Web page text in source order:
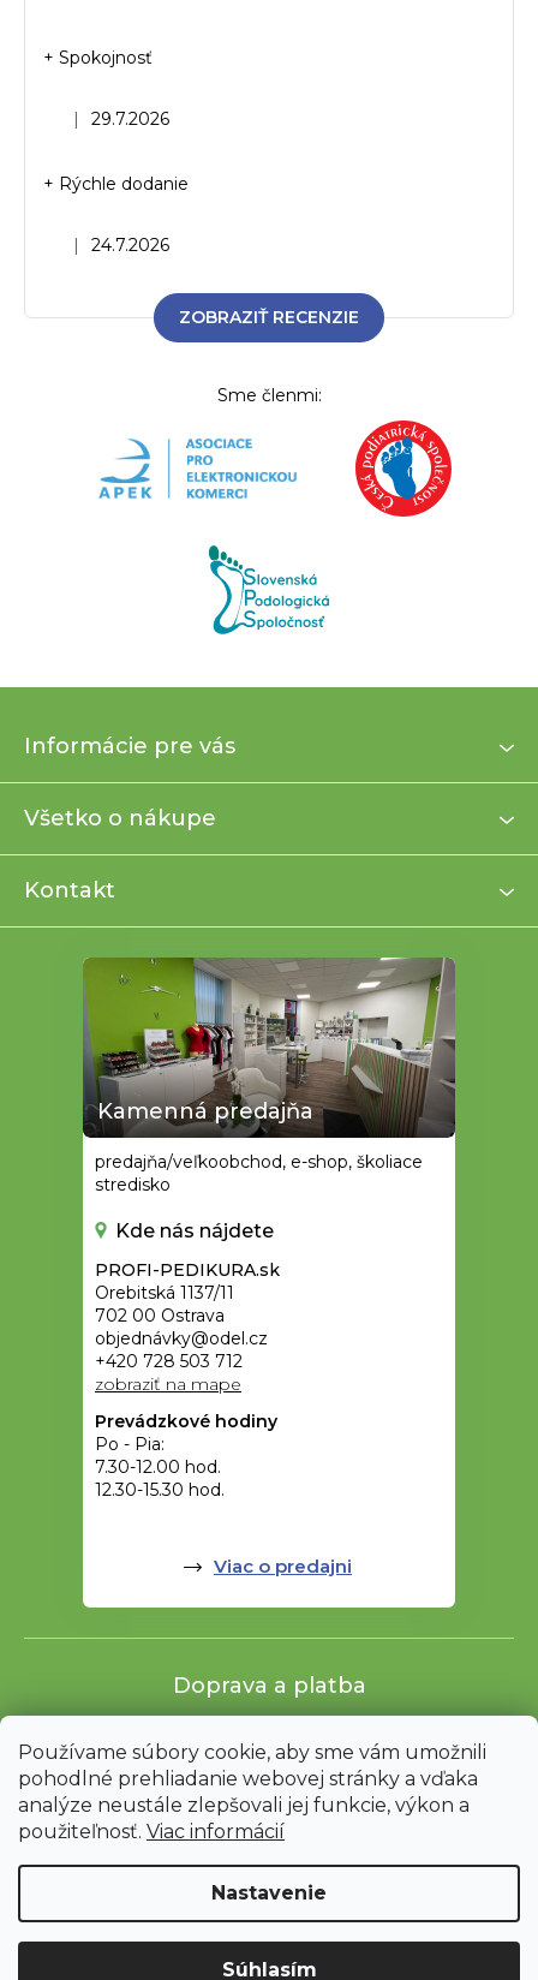
Používame súbory cookie, aby sme vám umožnili
pohodlné prehliadanie webovej stránky a vďaka
analýze neustále zlepšovali jej funkcie, výkon a
použiteľnosť. Viac informácií
Nastavenie
Súhlasím
Upozornenie: Z dôvodu sťahovania bude od 3. 8. do 12. 8. ZAVRETÉ
Hodnotenie obchodu je 5 z 5 hviezdičiek.
| 29.7.2026
+ Spokojnosť
Hodnotenie obchodu je 5 z 5 hviezdičiek.
| 24.7.2026
+ Rýchle dodanie
ZOBRAZIŤ RECENZIE
Sme členmi:
p
t
Informácie pre vás
Všetko o nákupe
Kontakt
Kamenná predajňa
predajňa/veľkoobchod, e-shop, školiace
stredisko
Kde nás nájdete
PROFI-PEDIKURA.sk
Orebitská 1137/11
702 00 Ostrava
objednávky@odel.cz
+420 728 503 712
zobraziť na mape
Prevádzkové hodiny
Po - Pia:
7.30-12.00 hod.
12.30-15.30 hod.
Viac o predajni
Doprava a platba
Shoptet |mime digital